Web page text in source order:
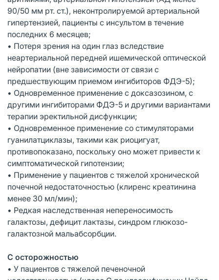
90/50 мм рт. ст.), неконтролируемой артериальной
гипертензией, пациенты с инсультом в течение
последних 6 месяцев;
• Потеря зрения на один глаз вследствие
неартериальной передней ишемической оптической
нейропатии (вне зависимости от связи с
предшествующим приемом ингибиторов ФДЭ-5);
• Одновременное применение с доксазозином, с
другими ингибиторами ФДЭ-5 и другими вариантами
терапии эректильной дисфункции;
• Одновременное применение со стимуляторами
гуанилатциклазы, такими как риоцигуат,
противопоказано, поскольку оно может привести к
симптоматической гипотензии;
• Применение у пациентов с тяжелой хронической
почечной недостаточностью (клиренс креатинина
менее 30 мл/мин);
• Редкая наследственная непереносимость
галактозы, дефицит лактазы, синдром глюкозо-
галактозной мальабсорбции.
С осторожностью
• У пациентов с тяжелой печеночной